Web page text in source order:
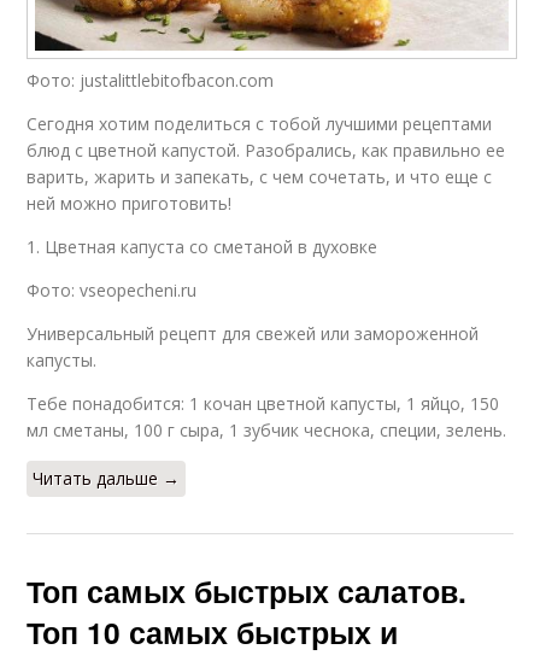
Фото: justalittlebitofbacon.com
Сегодня хотим поделиться с тобой лучшими рецептами
блюд с цветной капустой. Разобрались, как правильно ее
варить, жарить и запекать, с чем сочетать, и что еще с
ней можно приготовить!
1. Цветная капуста со сметаной в духовке
Фото: vseopecheni.ru
Универсальный рецепт для свежей или замороженной
капусты.
Тебе понадобится: 1 кочан цветной капусты, 1 яйцо, 150
мл сметаны, 100 г сыра, 1 зубчик чеснока, специи, зелень.
Читать дальше →
Топ самых быстрых салатов.
Топ 10 самых быстрых и